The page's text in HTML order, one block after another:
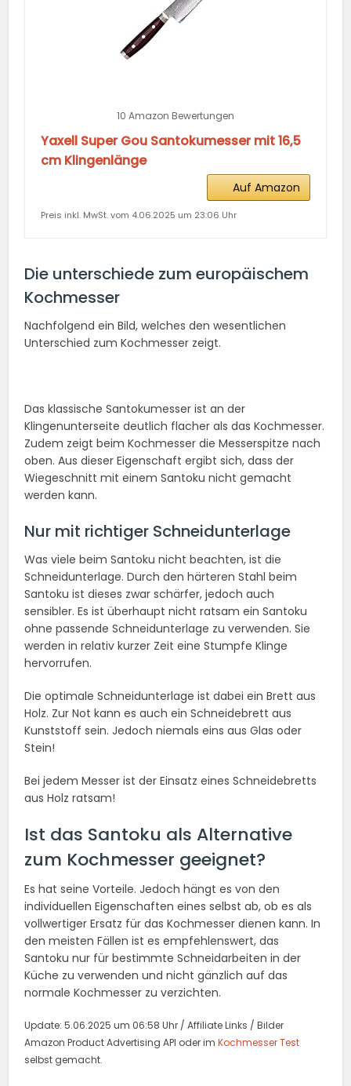
10 Amazon Bewertungen
Yaxell Super Gou Santokumesser mit 16,5
cm Klingenlänge
Auf Amazon
Preis inkl. MwSt. vom 4.06.2025 um 23:06 Uhr
Die unterschiede zum europäischem
Kochmesser
Nachfolgend ein Bild, welches den wesentlichen
Unterschied zum Kochmesser zeigt.
Das klassische Santokumesser ist an der
Klingenunterseite deutlich flacher als das Kochmesser.
Zudem zeigt beim Kochmesser die Messerspitze nach
oben. Aus dieser Eigenschaft ergibt sich, dass der
Wiegeschnitt mit einem Santoku nicht gemacht
werden kann.
Nur mit richtiger Schneidunterlage
Was viele beim Santoku nicht beachten, ist die
Schneidunterlage. Durch den härteren Stahl beim
Santoku ist dieses zwar schärfer, jedoch auch
sensibler. Es ist überhaupt nicht ratsam ein Santoku
ohne passende Schneidunterlage zu verwenden. Sie
werden in relativ kurzer Zeit eine Stumpfe Klinge
hervorrufen.
Die optimale Schneidunterlage ist dabei ein Brett aus
Holz. Zur Not kann es auch ein Schneidebrett aus
Kunststoff sein. Jedoch niemals eins aus Glas oder
Stein!
Bei jedem Messer ist der Einsatz eines Schneidebretts
aus Holz ratsam!
Ist das Santoku als Alternative
zum Kochmesser geeignet?
Es hat seine Vorteile. Jedoch hängt es von den
individuellen Eigenschaften eines selbst ab, ob es als
vollwertiger Ersatz für das Kochmesser dienen kann. In
den meisten Fällen ist es empfehlenswert, das
Santoku nur für bestimmte Schneidarbeiten in der
Küche zu verwenden und nicht gänzlich auf das
normale Kochmesser zu verzichten.
Update: 5.06.2025 um 06:58 Uhr / Affiliate Links / Bilder
Amazon Product Advertising API oder imKochmesser Test
selbst gemacht.